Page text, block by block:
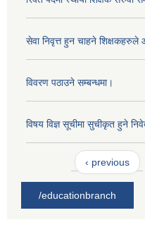
सेवा निवृत्त हुन चाहने
विवरण पठाउने सम्बन्धमा।
विषय विज्ञ सूचीमा सुचीकृत हुने
‹ previous
/educationbranch